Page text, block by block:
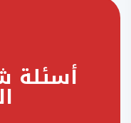
أسئلة